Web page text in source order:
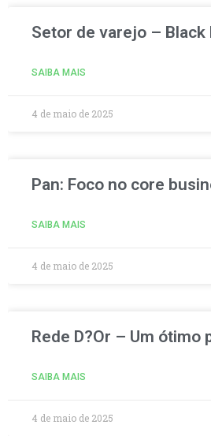
Setor de varejo – Black
SAIBA MAIS
4 de maio de 2025
Pan: Foco no core
SAIBA MAIS
4 de maio de 2025
Rede D?Or – Um ótimo
SAIBA MAIS
4 de maio de 2025